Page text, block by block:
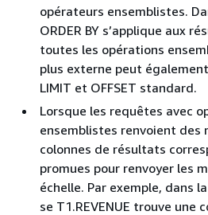
opérateurs ensemblistes.
ORDER BY s’applique aux
toutes les opérations
plus externe peut
LIMIT et OFFSET standard.
Lorsque les requêtes avec
ensemblistes renvoient des
colonnes de résultats
promues pour renvoyer les
échelle. Par exemple, dans
se T1.REVENUE trouve une